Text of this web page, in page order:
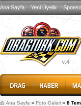
Ana Sayfa Yeni Üyelik
Ana Sayfa » Foto Galeri » 8